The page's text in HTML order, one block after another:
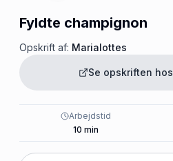
Fyldte champignon
Opskrift af: Marialottes
Se opskriften hos
Arbejdstid
10 min